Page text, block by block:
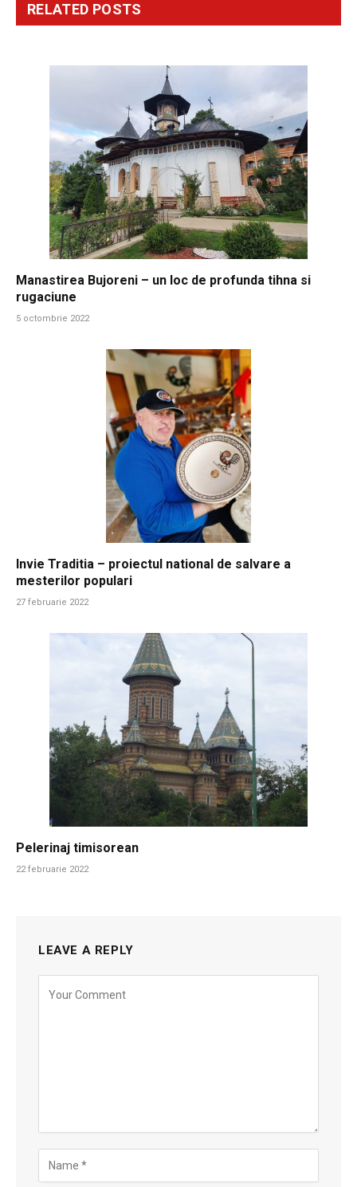
RELATED POSTS
Manastirea Bujoreni – un loc de profunda tihna si
rugaciune
5 octombrie 2022
Invie Traditia – proiectul national de salvare a
mesterilor populari
27 februarie 2022
Pelerinaj timisorean
22 februarie 2022
LEAVE A REPLY